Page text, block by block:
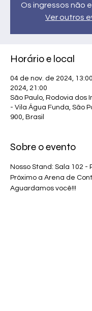
Os ingressos não
Ver outros
Horário e local
04 de nov. de 2024,
2024, 21:00
São Paulo, Rodovia dos
- Vila Água Funda, São
900, Brasil
Sobre o evento
Nosso Stand: Sala 102 -
Próximo a Arena de
Aguardamos você!!!